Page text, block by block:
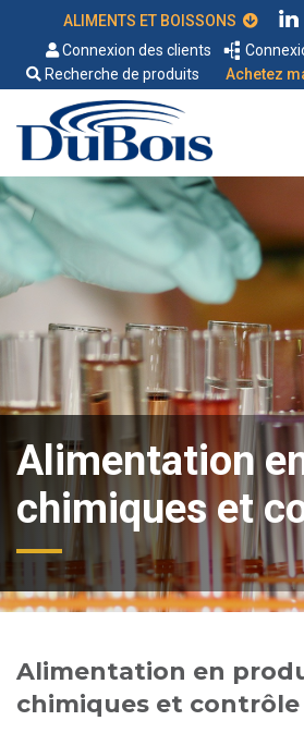
Connexion des clients
Recherche de produits
Achetez
Alimentation
chimiques et
Alimentation en
chimiques et contrôle